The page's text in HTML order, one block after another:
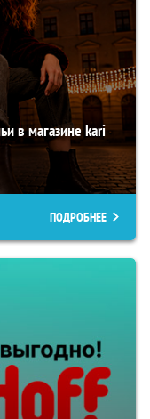
в магазине kari
ПОДРОБНЕЕ